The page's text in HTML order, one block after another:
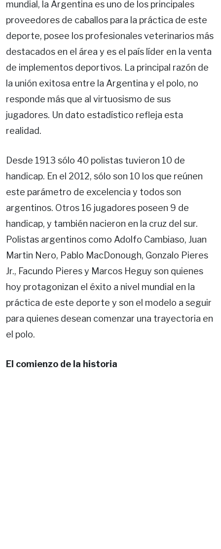
mundial, la Argentina es uno de los principales
proveedores de caballos para la práctica de este
deporte, posee los profesionales veterinarios más
destacados en el área y es el país líder en la venta
de implementos deportivos. La principal razón de
la unión exitosa entre la Argentina y el polo, no
responde más que al virtuosismo de sus
jugadores. Un dato estadístico refleja esta
realidad.
Desde 1913 sólo 40 polistas tuvieron 10 de
handicap. En el 2012, sólo son 10 los que reúnen
este parámetro de excelencia y todos son
argentinos. Otros 16 jugadores poseen 9 de
handicap, y también nacieron en la cruz del sur.
Polistas argentinos como Adolfo Cambiaso, Juan
Martin Nero, Pablo MacDonough, Gonzalo Pieres
Jr., Facundo Pieres y Marcos Heguy son quienes
hoy protagonizan el éxito a nivel mundial en la
práctica de este deporte y son el modelo a seguir
para quienes desean comenzar una trayectoria en
el polo.
El comienzo de la historia